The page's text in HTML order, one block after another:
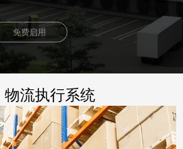
免费启用
物流执行系统